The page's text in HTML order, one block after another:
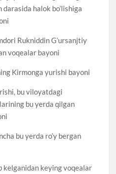
halok bo’lishiga
Rukniddin G’ursanjtiy
voqealar bayoni
Kirmonga yurishi bayoni
bu viloyatdagi
bu yerda qilgan
bu yerda ro’y bergan
kelganidan keying voqealar